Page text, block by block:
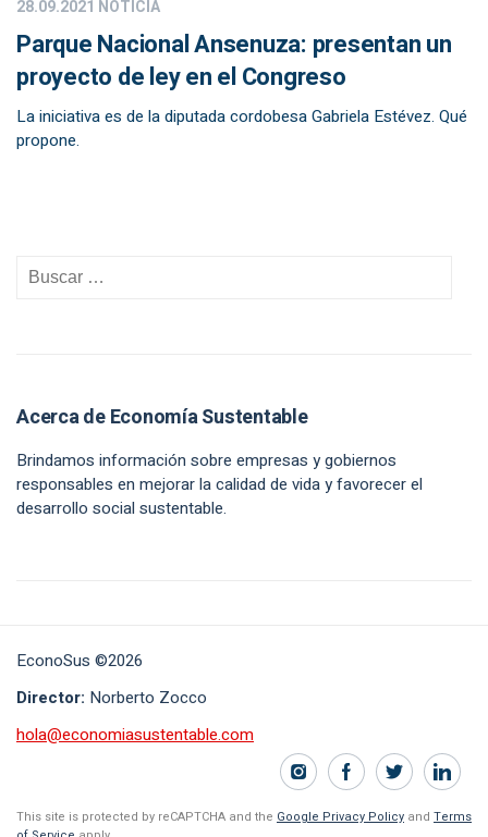
28.09.2021 NOTICIA
Parque Nacional Ansenuza: presentan un
proyecto de ley en el Congreso
La iniciativa es de la diputada cordobesa Gabriela Estévez. Qué
propone.
Acerca de Economía Sustentable
Brindamos información sobre empresas y gobiernos
responsables en mejorar la calidad de vida y favorecer el
desarrollo social sustentable.
EconoSus ©2026
Director: Norberto Zocco
hola@economiasustentable.com
This site is protected by reCAPTCHA and the Google Privacy Policy and Terms